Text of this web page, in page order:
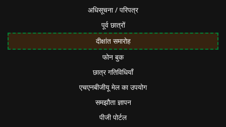
अधिसूचना / परिपत्र
पूर्व छात्रों
दीक्षांत समारोह
फोन बुक
छात्र गतिविधियाँ
एचएनबीजीयू मेल का उपयोग
समझौता ज्ञापन
पीजी पोर्टल